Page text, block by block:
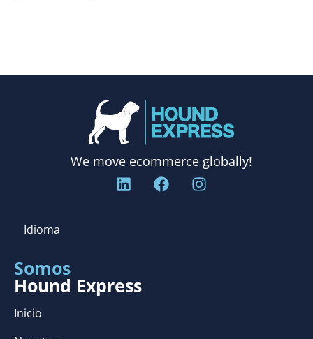
We move ecommerce globally!
Idioma
Somos
Hound Express
Inicio